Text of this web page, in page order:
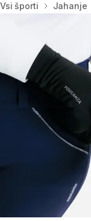
Domov
Vsi športi Jahanje